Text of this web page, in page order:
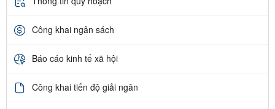
Công khai ngân sách
Báo cáo kinh tế xã hội
Công khai tiến độ giải ngân